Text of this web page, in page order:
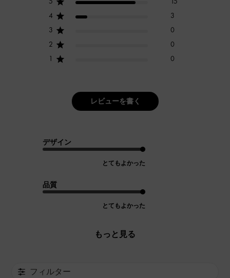
4
3
3
0
2
0
1
0
レビューを書く
デザイン
とてもよかった
品質
とてもよかった
もっと見る
フィルター